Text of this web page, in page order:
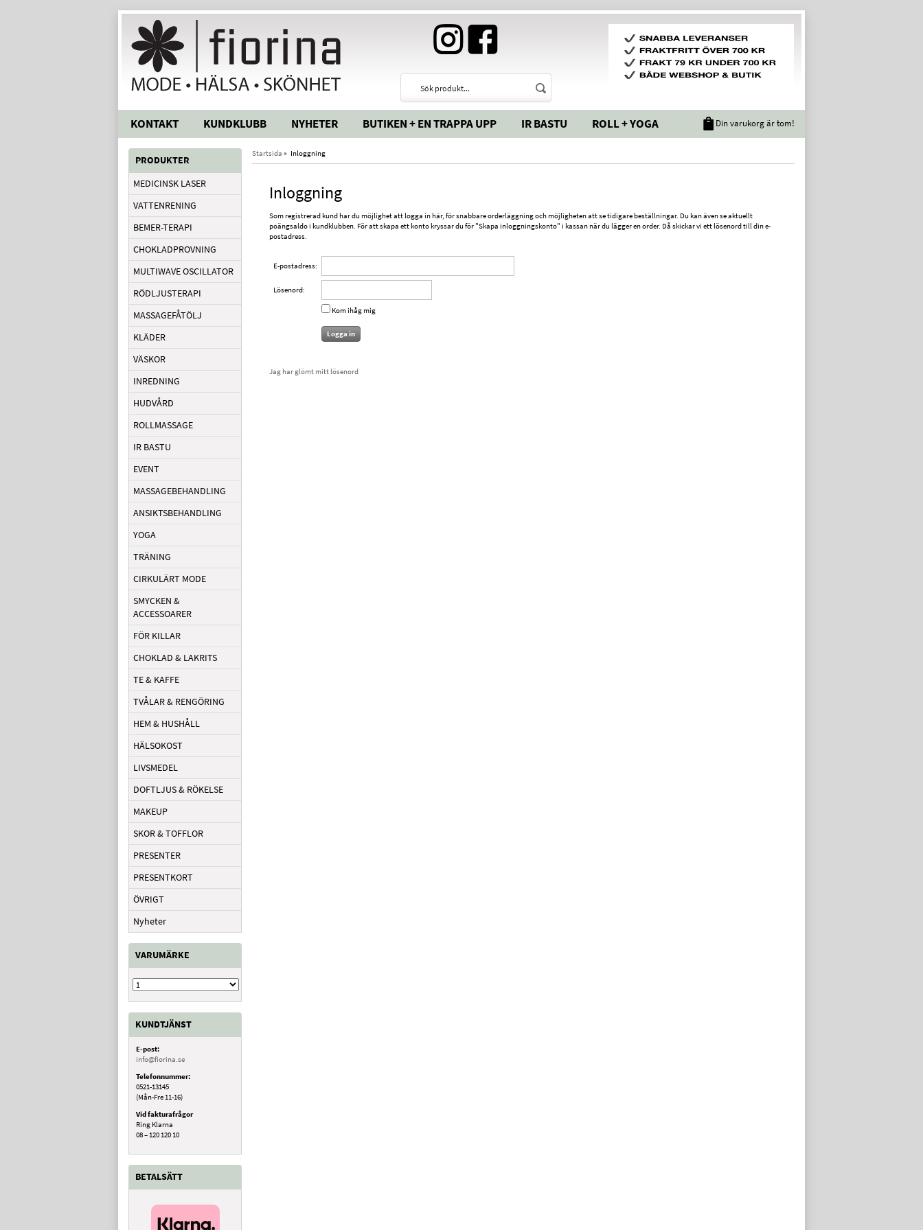
KONTAKT KUNDKLUBB NYHETER BUTIKEN + EN TRAPPA UPP IR BASTU ROLL + YOGA Din varukorg är tom!
PRODUKTER
MEDICINSK LASER
VATTENRENING
BEMER-TERAPI
CHOKLADPROVNING
MULTIWAVE OSCILLATOR
RÖDLJUSTERAPI
MASSAGEFÅTÖLJ
KLÄDER
VÄSKOR
INREDNING
HUDVÅRD
ROLLMASSAGE
IR BASTU
EVENT
MASSAGEBEHANDLING
ANSIKTSBEHANDLING
YOGA
TRÄNING
CIRKULÄRT MODE
SMYCKEN &
ACCESSOARER
FÖR KILLAR
CHOKLAD & LAKRITS
TE & KAFFE
TVÅLAR & RENGÖRING
HEM & HUSHÅLL
HÄLSOKOST
LIVSMEDEL
DOFTLJUS & RÖKELSE
MAKEUP
SKOR & TOFFLOR
PRESENTER
PRESENTKORT
ÖVRIGT
Nyheter
VARUMÄRKE
KUNDTJÄNST
E-post:
info@fiorina.se
Telefonnummer:
0521-13145
(Mån-Fre 11-16)
Vid fakturafrågor
Ring Klarna
08 – 120 120 10
BETALSÄTT
Startsida » Inloggning
Inloggning
Som registrerad kund har du möjlighet att logga in här, för snabbare orderläggning och möjligheten att se tidigare beställningar. Du kan även se aktuellt
poängsaldo i kundklubben. För att skapa ett konto kryssar du för "Skapa inloggningskonto" i kassan när du lägger en order. Då skickar vi ett lösenord till din e-
postadress.
E-postadress:
Lösenord:
Kom ihåg mig
Jag har glömt mitt lösenord